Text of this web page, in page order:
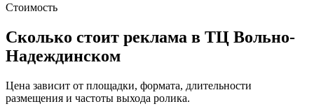
Стоимость
Сколько стоит реклама в ТЦ Вольно-
Надеждинском
Цена зависит от площадки, формата, длительности
размещения и частоты выхода ролика.